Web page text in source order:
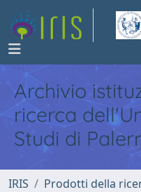
Archivio
ricerca
Studi di
IRIS Prodotti della